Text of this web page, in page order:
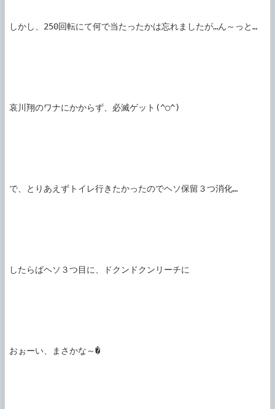
しかし、250回転にて何で当たったかは忘れましたが…ん～っと…
哀川翔のワナにかからず、必滅ゲット(^○^)
で、とりあえずトイレ行きたかったのでヘソ保留３つ消化…
したらばヘソ３つ目に、ドクンドクンリーチに
おぉーい、まさかな～�